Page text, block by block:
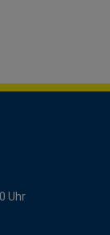
Uhr